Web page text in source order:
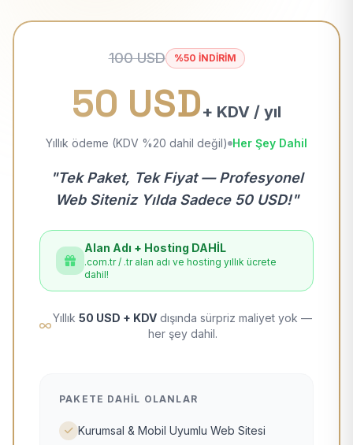
100 USD %50 İNDİRİM
50 USD+ KDV / yıl
Yıllık ödeme (KDV %20 dahil değil) Her Şey Dahil
"Tek Paket, Tek Fiyat — Profesyonel
Web Siteniz Yılda Sadece 50 USD!"
Alan Adı + Hosting DAHİL
.com.tr / .tr alan adı ve hosting yıllık ücrete
dahil!
Yıllık 50 USD + KDV dışında sürpriz maliyet yok —
her şey dahil.
PAKETE DAHIL OLANLAR
Kurumsal & Mobil Uyumlu Web Sitesi